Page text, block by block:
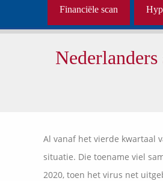
Financiële scan
Al vanaf het vierde kwartaal
situatie. Die toename viel
2020, toen het virus net